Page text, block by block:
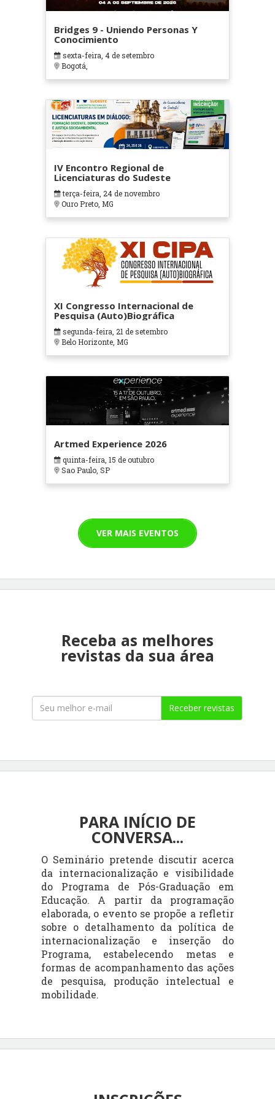
Bridges 9 - Uniendo Personas Y
Conocimiento
sexta-feira, 4 de setembro
Bogotá,
IV Encontro Regional de
Licenciaturas do Sudeste
terça-feira, 24 de novembro
Ouro Preto, MG
XI Congresso Internacional de
Pesquisa (Auto)Biográfica
segunda-feira, 21 de setembro
Belo Horizonte, MG
Artmed Experience 2026
quinta-feira, 15 de outubro
Sao Paulo, SP
VER MAIS EVENTOS
Receba as melhores
revistas da sua área
Receber revistas
PARA INÍCIO DE
CONVERSA...
O Seminário pretende discutir acerca
da internacionalização e visibilidade
do Programa de Pós-Graduação em
Educação. A partir da programação
elaborada, o evento se propõe a refletir
sobre o detalhamento da política de
internacionalização e inserção do
Programa, estabelecendo metas e
formas de acompanhamento das ações
de pesquisa, produção intelectual e
mobilidade.